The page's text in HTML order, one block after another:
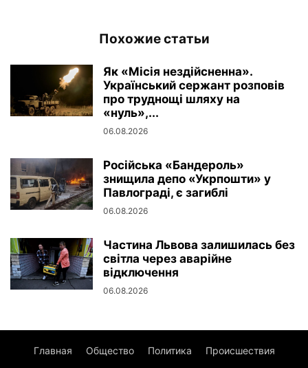
Похожие статьи
Як «Місія нездійсненна».
Український сержант розповів
про труднощі шляху на
«нуль»,...
06.08.2026
Російська «Бандероль»
знищила депо «Укрпошти» у
Павлограді, є загиблі
06.08.2026
Частина Львова залишилась без
світла через аварійне
відключення
06.08.2026
Главная Общество Политика Происшествия